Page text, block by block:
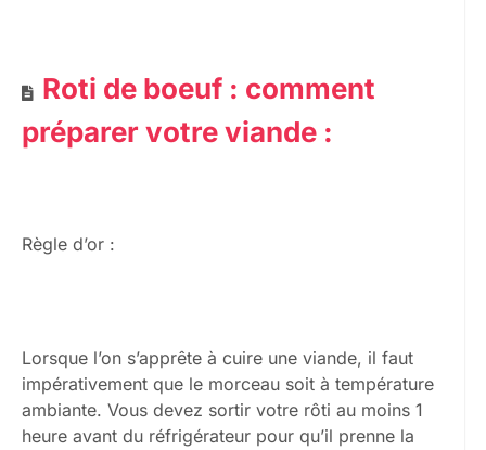
Roti de boeuf : comment
préparer votre viande :
Règle d’or :
Lorsque l’on s’apprête à cuire une viande, il faut
impérativement que le morceau soit à température
ambiante. Vous devez sortir votre rôti au moins 1
heure avant du réfrigérateur pour qu’il prenne la